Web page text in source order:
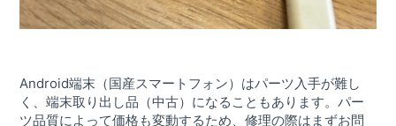
Android端末（国産スマートフォン）はパーツ入手が難し
く、端末取り出し品（中古）になることもあります。パー
ツ品質によって価格も変動するため、修理の際はまずお問